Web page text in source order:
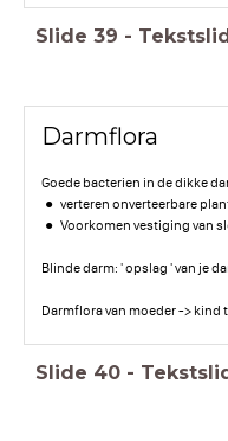
Slide 39 -
Darmflora
Goede bacterien in de dikke
verteren onverteerbare
Voorkomen vestiging van
Blinde darm: ' opslag ' van je
Darmflora van moeder ->
Slide 40 -